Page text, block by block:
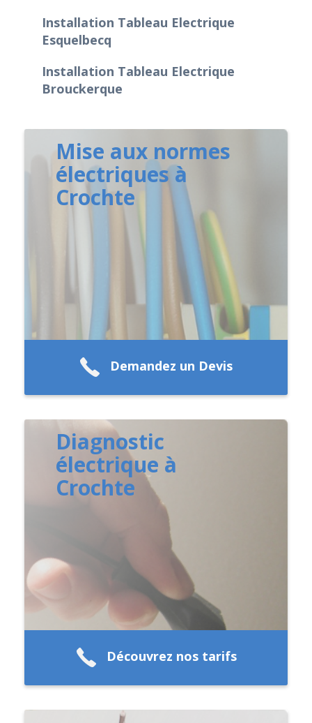
Installation Tableau Electrique
Esquelbecq
Installation Tableau Electrique
Brouckerque
Mise aux normes
électriques à
Crochte
Demandez un Devis
Diagnostic
électrique à
Crochte
Découvrez nos tarifs